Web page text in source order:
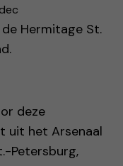
Hermitage St.
deze
uit het Arsenaal
Petersburg,